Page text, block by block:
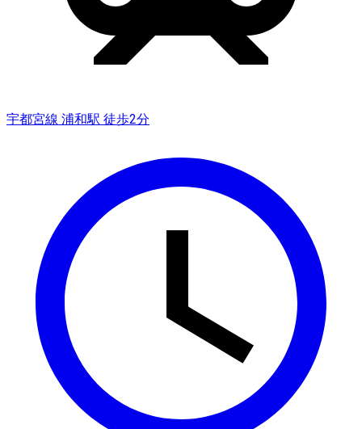
宇都宮線 浦和駅 徒歩2分